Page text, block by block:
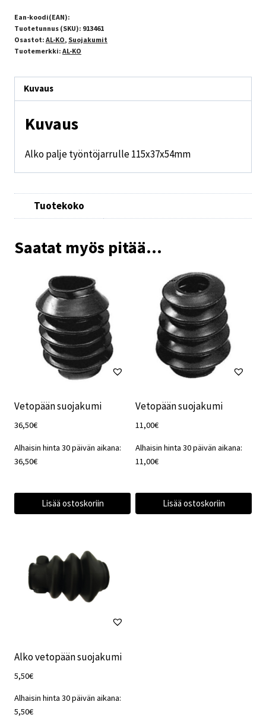
Ean-koodi(EAN):
Tuotetunnus (SKU): 913461
Osastot: AL-KO, Suojakumit
Tuotemerkki: AL-KO
Kuvaus
Kuvaus
Alko palje työntöjarrulle 115x37x54mm
Tuotekoko
Saatat myös pitää...
Vetopään suojakumi
36,50€
Alhaisin hinta 30 päivän aikana:
36,50€
Lisää ostoskoriin
Vetopään suojakumi
11,00€
Alhaisin hinta 30 päivän aikana:
11,00€
Lisää ostoskoriin
Alko vetopään suojakumi
5,50€
Alhaisin hinta 30 päivän aikana:
5,50€